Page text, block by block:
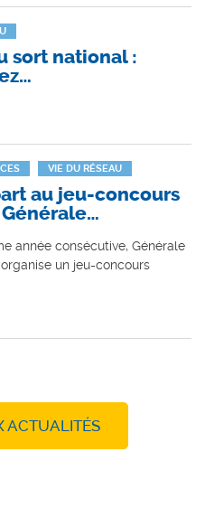
sort national :
VIE DU RÉSEAU
au jeu-concours
année consécutive, Générale
un jeu-concours
ACTUALITÉS